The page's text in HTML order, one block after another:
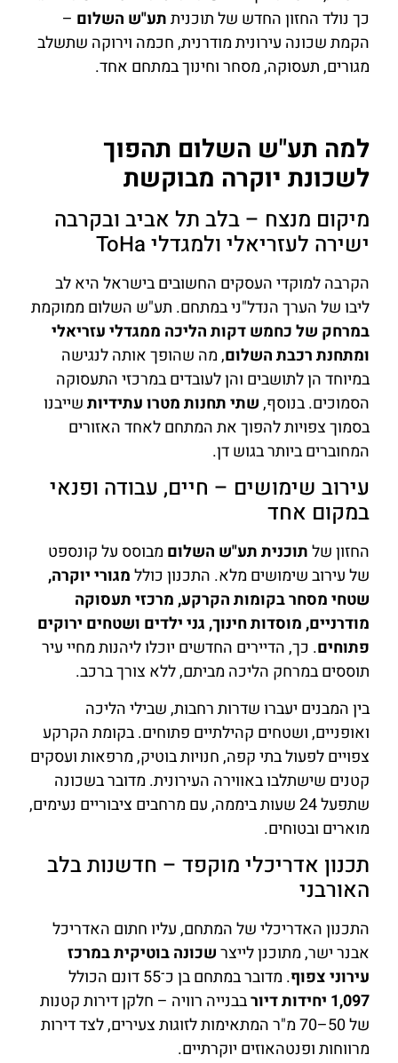
כך נולד החזון החדש של תוכניתתע"ש השלום –
הקמת שכונה עירונית מודרנית, חכמה וירוקה שתשלב
מגורים, תעסוקה, מסחר וחינוך במתחם אחד.
למה תע"ש השלום תהפוך
לשכונת יוקרה מבוקשת
מיקום מנצח – בלב תל אביב ובקרבה
ישירה לעזריאלי ולמגדלי ToHa
הקרבה למוקדי העסקים החשובים בישראל היא לב
ליבו של הערך הנדל"ני במתחם. תע"ש השלום ממוקמת
במרחק של כחמש דקות הליכה ממגדלי עזריאלי
ומתחנת רכבת השלום, מה שהופך אותה לנגישה
במיוחד הן לתושבים והן לעובדים במרכזי התעסוקה
הסמוכים. בנוסף,שתי תחנות מטרו עתידיותשייבנו
בסמוך צפויות להפוך את המתחם לאחד האזורים
המחוברים ביותר בגוש דן.
עירוב שימושים – חיים, עבודה ופנאי
במקום אחד
החזון שלתוכנית תע"ש השלום מבוסס על קונספט
של עירוב שימושים מלא. התכנון כוללמגורי יוקרה,
שטחי מסחר בקומות הקרקע, מרכזי תעסוקה
מודרניים, מוסדות חינוך, גני ילדים ושטחים ירוקים
פתוחים. כך, הדיירים החדשים יוכלו ליהנות מחיי עיר
תוססים במרחק הליכה מביתם, ללא צורך ברכב.
בין המבנים יעברו שדרות רחבות, שבילי הליכה
ואופניים, ושטחים קהילתיים פתוחים. בקומת הקרקע
צפויים לפעול בתי קפה, חנויות בוטיק, מרפאות ועסקים
קטנים שישתלבו באווירה העירונית. מדובר בשכונה
שתפעל 24 שעות ביממה, עם מרחבים ציבוריים נעימים,
מוארים ובטוחים.
תכנון אדריכלי מוקפד – חדשנות בלב
האורבני
התכנון האדריכלי של המתחם, עליו חתום האדריכל
אבנר ישר, מתוכנן לייצרשכונה בוטיקית במרכז
עירוני צפוף. מדובר במתחם בן כ־55 דונם הכולל
1,097 יחידות דיור
בבנייה רוויה – חלקן דירות קטנות
של 50–70 מ"ר המתאימות לזוגות צעירים, לצד דירות
מרווחות ופנטהאוזים יוקרתיים.